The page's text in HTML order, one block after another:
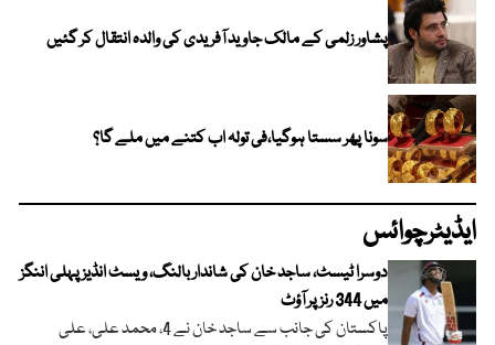
پشاور زلمی کے مالک جاوید آفریدی کی والدہ انتقال کر گئیں
سونا پھر سستا ہوگیا،فی تولہ اب کتنے میں ملے گا؟
ایڈیٹرچوائس
دوسرا ٹیسٹ، ساجد خان کی شاندار بالنگ، ویسٹ انڈیز پہلی اننگز
میں 344 رنز پر آؤٹ
پاکستان کی جانب سے ساجد خان نے 4، محمد علی، علی